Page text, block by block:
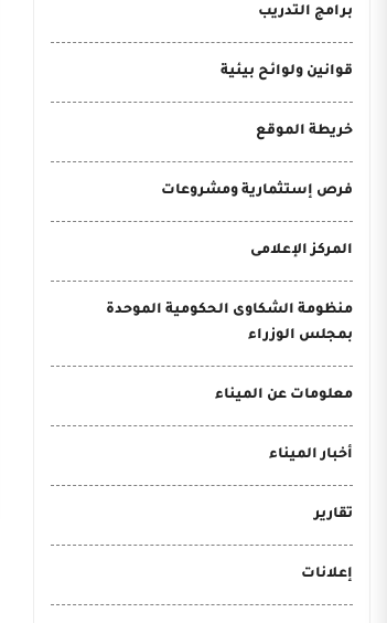
برامج التدريب
قوانين ولوائح بيئية
خريطة الموقع
فرص إستثمارية ومشروعات
المركز الإعلامى
منظومة الشكاوى الحكومية الموحدة
بمجلس الوزراء
معلومات عن الميناء
أخبار الميناء
تقارير
إعلانات